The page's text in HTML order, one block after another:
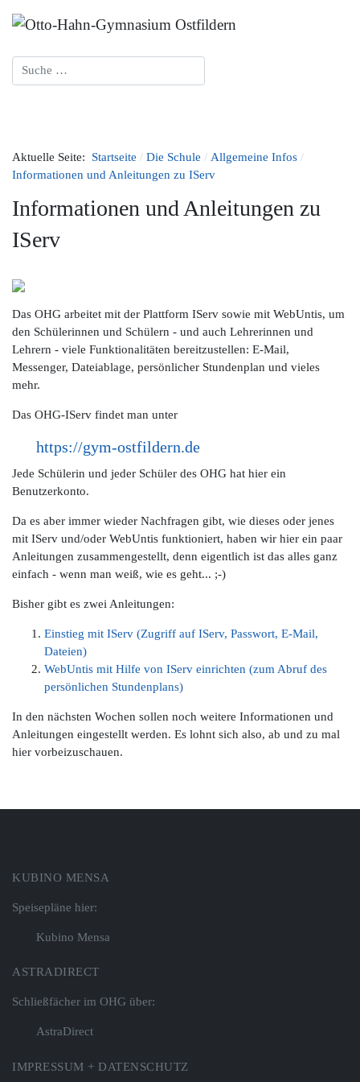
Suchen
Aktuelle Seite: Startseite Die Schule
Allgemeine Infos
Informationen und Anleitungen zu IServ
Informationen und Anleitungen zu
IServ
Das OHG arbeitet mit der Plattform IServ sowie mit WebUntis, um
den Schülerinnen und Schülern - und auch Lehrerinnen und
Lehrern - viele Funktionalitäten bereitzustellen: E-Mail,
Messenger, Dateiablage, persönlicher Stundenplan und vieles
mehr.
Das OHG-IServ findet man unter
https://gym-ostfildern.de
Jede Schülerin und jeder Schüler des OHG hat hier ein
Benutzerkonto.
Da es aber immer wieder Nachfragen gibt, wie dieses oder jenes
mit IServ und/oder WebUntis funktioniert, haben wir hier ein paar
Anleitungen zusammengestellt, denn eigentlich ist das alles ganz
einfach - wenn man weiß, wie es geht... ;-)
Bisher gibt es zwei Anleitungen:
Einstieg mit IServ (Zugriff auf IServ, Passwort, E-Mail,
Dateien)
WebUntis mit Hilfe von IServ einrichten (zum Abruf des
persönlichen Stundenplans)
In den nächsten Wochen sollen noch weitere Informationen und
Anleitungen eingestellt werden. Es lohnt sich also, ab und zu mal
hier vorbeizuschauen.
KUBINO MENSA
Speisepläne hier:
Kubino Mensa
ASTRADIRECT
Schließfächer im OHG über:
AstraDirect
IMPRESSUM + DATENSCHUTZ